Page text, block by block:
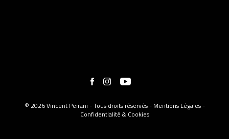
© 2026 Vincent Peirani - Tous droits réservés - Mentions Légales-
Confidentialité & Cookies